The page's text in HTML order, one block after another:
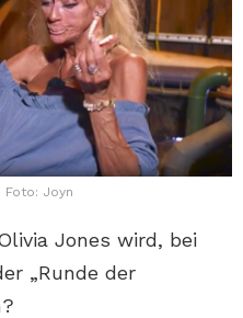
Foto: Joyn
Jones wird, bei
„Runde der